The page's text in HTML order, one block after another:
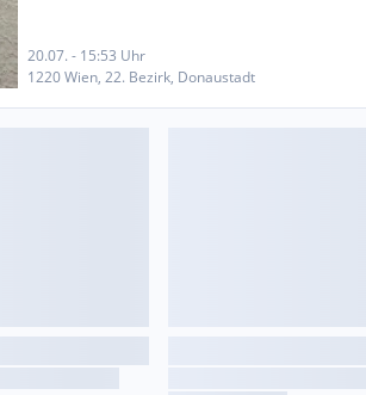
20.07. - 15:53 Uhr
1220 Wien, 22. Bezirk, Donaustadt